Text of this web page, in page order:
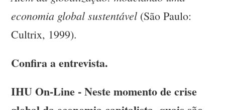
economia global sustentável (São Paulo:
Cultrix, 1999).
Confira a entrevista.
IHU On-Line - Neste momento de crise